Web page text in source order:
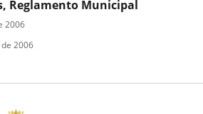
Reglamento Municipal
2006
2006